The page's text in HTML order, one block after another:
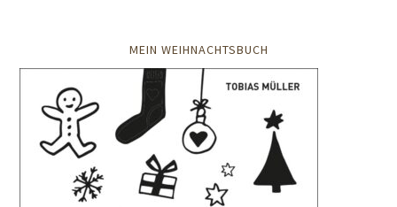
MEIN WEIHNACHTSBUCH